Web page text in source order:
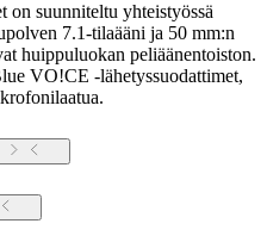
suunniteltu yhteistyössä
7.1-tilaääni ja 50 mm:n
huippuluokan peliäänentoiston.
VO!CE -lähetyssuodattimet,